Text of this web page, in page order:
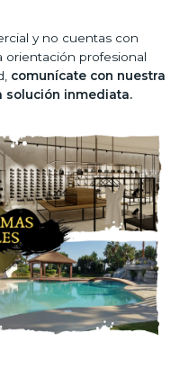
y no cuentas con
orientación profesional
comunícate con nuestra
solución inmediata.